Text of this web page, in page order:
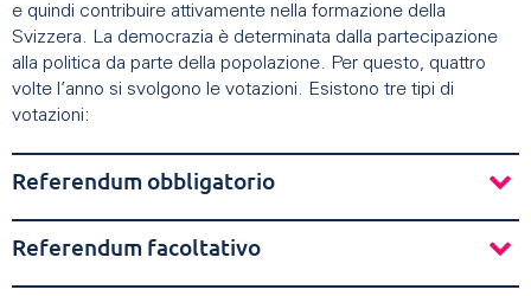
e quindi contribuire attivamente nella formazione della
Svizzera. La democrazia è determinata dalla partecipazione
alla politica da parte della popolazione. Per questo, quattro
volte l’anno si svolgono le votazioni. Esistono tre tipi di
votazioni:
Referendum obbligatorio
Referendum facoltativo